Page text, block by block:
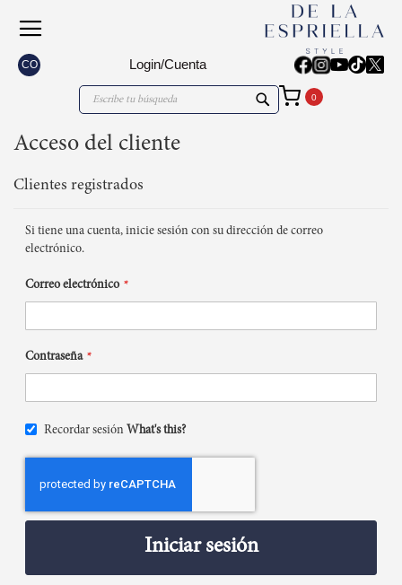
CO Login/Cuenta
Search
Acceso del cliente
Clientes registrados
Si tiene una cuenta, inicie sesión con su dirección de correo
electrónico.
Correo electrónico
Contraseña
Recordar sesión What's this?
Iniciar sesión